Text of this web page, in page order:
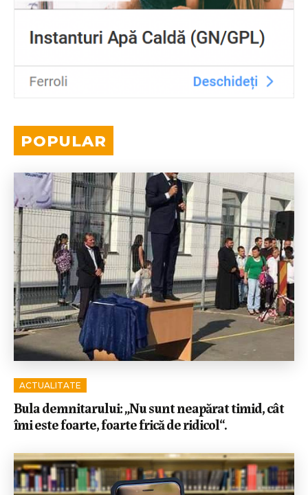
POPULAR
ACTUALITATE
Bula demnitarului: „Nu sunt neapărat timid, cât
îmi este foarte, foarte frică de ridicol“.